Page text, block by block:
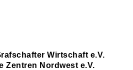
Wirtschaft e.V.
Zentren Nordwest e.V.